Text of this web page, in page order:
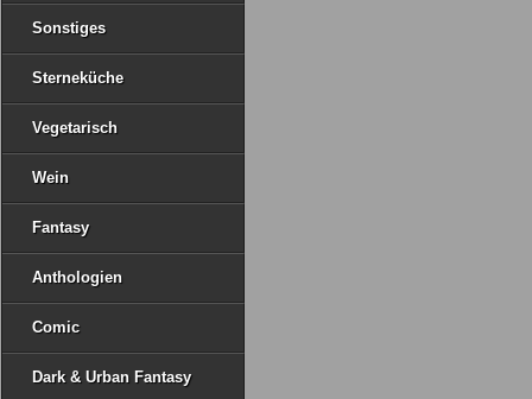
Sonstiges
Sterneküche
Vegetarisch
Wein
Fantasy
Anthologien
Comic
Dark & Urban Fantasy